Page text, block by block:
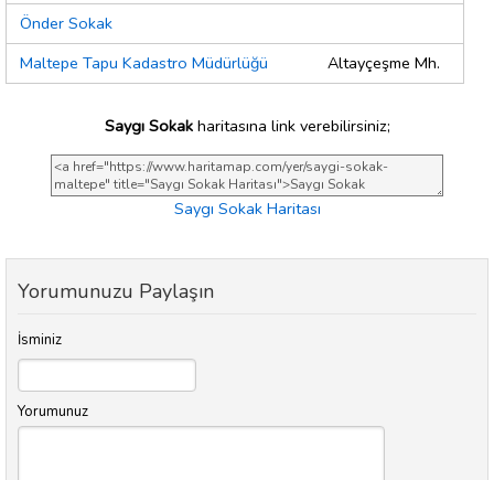
Önder Sokak
Maltepe Tapu Kadastro Müdürlüğü
Altayçeşme Mh.
Saygı Sokakharitasına link verebilirsiniz;
Saygı Sokak Haritası
Yorumunuzu Paylaşın
İsminiz
Yorumunuz